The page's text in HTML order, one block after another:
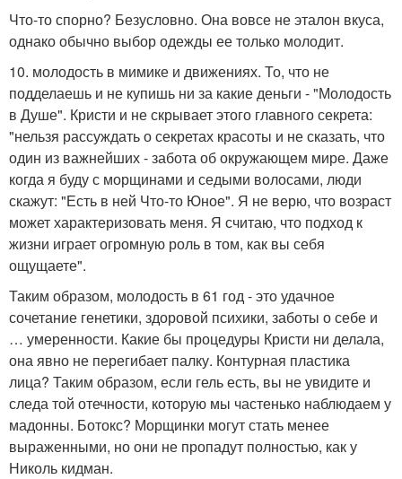
Что-то спорно? Безусловно. Она вовсе не эталон вкуса,
однако обычно выбор одежды ее только молодит.
10. молодость в мимике и движениях. То, что не
подделаешь и не купишь ни за какие деньги - "Молодость
в Душе". Кристи и не скрывает этого главного секрета:
"нельзя рассуждать о секретах красоты и не сказать, что
один из важнейших - забота об окружающем мире. Даже
когда я буду с морщинами и седыми волосами, люди
скажут: "Есть в ней Что-то Юное". Я не верю, что возраст
может характеризовать меня. Я считаю, что подход к
жизни играет огромную роль в том, как вы себя
ощущаете".
Таким образом, молодость в 61 год - это удачное
сочетание генетики, здоровой психики, заботы о себе и
… умеренности. Какие бы процедуры Кристи ни делала,
она явно не перегибает палку. Контурная пластика
лица? Таким образом, если гель есть, вы не увидите и
следа той отечности, которую мы частенько наблюдаем у
мадонны. Ботокс? Морщинки могут стать менее
выраженными, но они не пропадут полностью, как у
Николь кидман.